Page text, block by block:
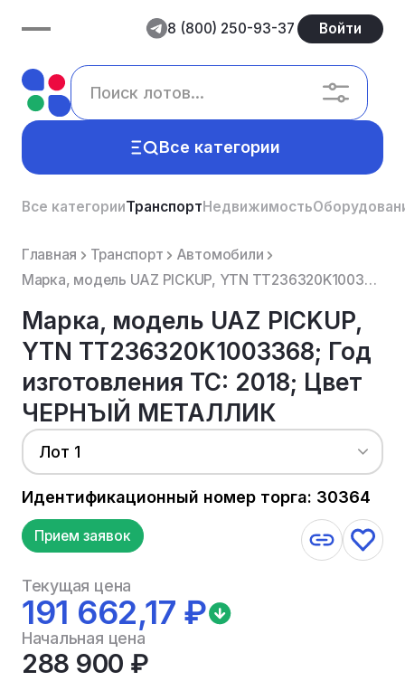
8 (800) 250-93-37 Войти
Все категории
Все категорииТранспортНедвижимость
Главная Транспорт
Автомобили
Марка, модель UAZ PICKUP, YTN TT236320K1003368; Год изготовления TC: 2018; Цвет ЧЕРНЪІЙ МЕТАЛЛИК
Марка, модель UAZ PICKUP,
YTN TT236320K1003368; Год
изготовления TC: 2018; Цвет
ЧЕРНЪІЙ МЕТАЛЛИК
Лот 1
Идентификационный номер торга: 30364
Прием заявок
Текущая цена
191 662,17 ₽
Начальная цена
288 900 ₽